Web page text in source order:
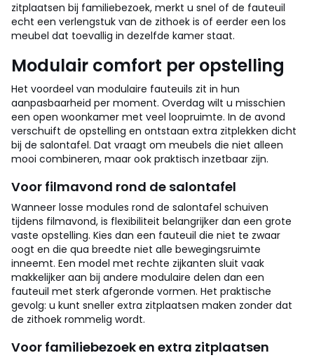
zitplaatsen bij familiebezoek, merkt u snel of de fauteuil
echt een verlengstuk van de zithoek is of eerder een los
meubel dat toevallig in dezelfde kamer staat.
Modulair comfort per opstelling
Het voordeel van modulaire fauteuils zit in hun
aanpasbaarheid per moment. Overdag wilt u misschien
een open woonkamer met veel loopruimte. In de avond
verschuift de opstelling en ontstaan extra zitplekken dicht
bij de salontafel. Dat vraagt om meubels die niet alleen
mooi combineren, maar ook praktisch inzetbaar zijn.
Voor filmavond rond de salontafel
Wanneer losse modules rond de salontafel schuiven
tijdens filmavond, is flexibiliteit belangrijker dan een grote
vaste opstelling. Kies dan een fauteuil die niet te zwaar
oogt en die qua breedte niet alle bewegingsruimte
inneemt. Een model met rechte zijkanten sluit vaak
makkelijker aan bij andere modulaire delen dan een
fauteuil met sterk afgeronde vormen. Het praktische
gevolg: u kunt sneller extra zitplaatsen maken zonder dat
de zithoek rommelig wordt.
Voor familiebezoek en extra zitplaatsen